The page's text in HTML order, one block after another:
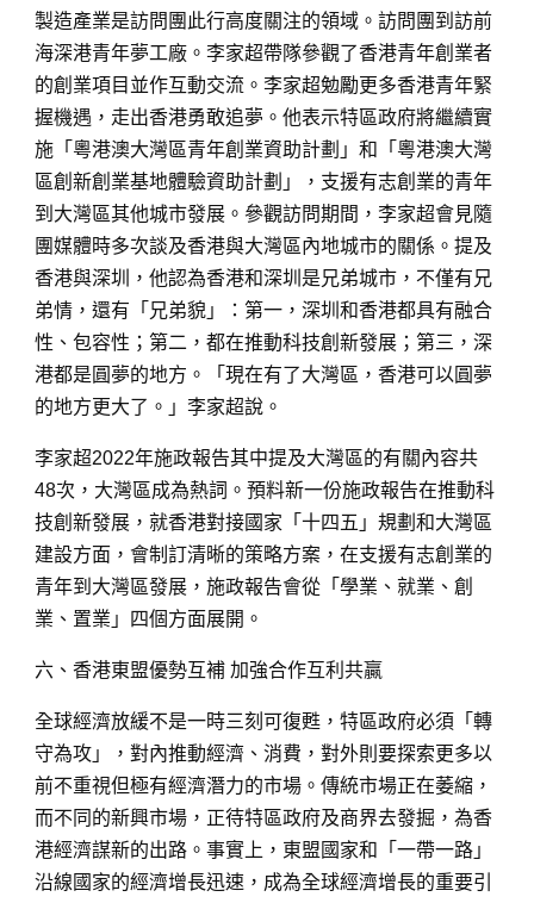
製造產業是訪問團此行高度關注的領域。訪問團到訪前
海深港青年夢工廠。李家超帶隊參觀了香港青年創業者
的創業項目並作互動交流。李家超勉勵更多香港青年緊
握機遇，走出香港勇敢追夢。他表示特區政府將繼續實
施「粵港澳大灣區青年創業資助計劃」和「粵港澳大灣
區創新創業基地體驗資助計劃」，支援有志創業的青年
到大灣區其他城市發展。參觀訪問期間，李家超會見隨
團媒體時多次談及香港與大灣區內地城市的關係。提及
香港與深圳，他認為香港和深圳是兄弟城市，不僅有兄
弟情，還有「兄弟貌」：第一，深圳和香港都具有融合
性、包容性；第二，都在推動科技創新發展；第三，深
港都是圓夢的地方。「現在有了大灣區，香港可以圓夢
的地方更大了。」李家超說。
李家超2022年施政報告其中提及大灣區的有關內容共
48次，大灣區成為熱詞。預料新一份施政報告在推動科
技創新發展，就香港對接國家「十四五」規劃和大灣區
建設方面，會制訂清晰的策略方案，在支援有志創業的
青年到大灣區發展，施政報告會從「學業、就業、創
業、置業」四個方面展開。
六、香港東盟優勢互補 加強合作互利共贏
全球經濟放緩不是一時三刻可復甦，特區政府必須「轉
守為攻」，對內推動經濟、消費，對外則要探索更多以
前不重視但極有經濟潛力的市場。傳統市場正在萎縮，
而不同的新興市場，正待特區政府及商界去發掘，為香
港經濟謀新的出路。事實上，東盟國家和「一帶一路」
沿線國家的經濟增長迅速，成為全球經濟增長的重要引